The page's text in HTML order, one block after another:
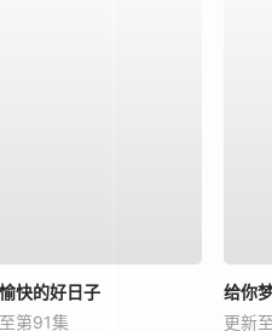
快的好日子
第91集
给你
更新